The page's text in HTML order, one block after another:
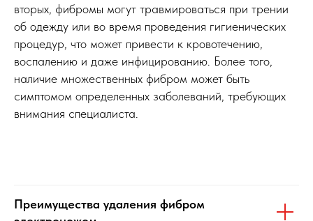
вторых, фибромы могут травмироваться при трении
об одежду или во время проведения гигиенических
процедур, что может привести к кровотечению,
воспалению и даже инфицированию. Более того,
наличие множественных фибром может быть
симптомом определенных заболеваний, требующих
внимания специалиста.
Преимущества удаления фибром